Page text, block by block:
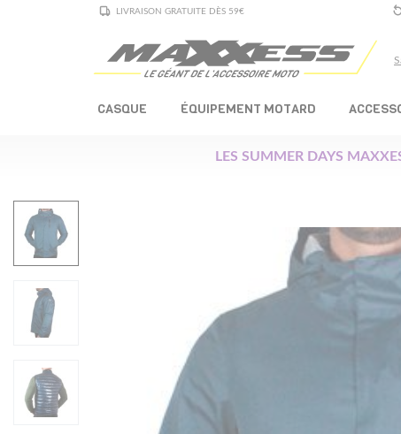
LIVRAISON GRATUITE DÈS 59€
CASQUE ÉQUIPEMENT MOTARD
LES SUMMER DAYS